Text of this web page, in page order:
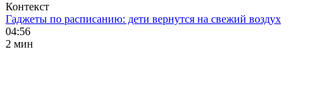
Контекст
Гаджеты по расписанию: дети вернутся на свежий воздух
04:56
2 мин